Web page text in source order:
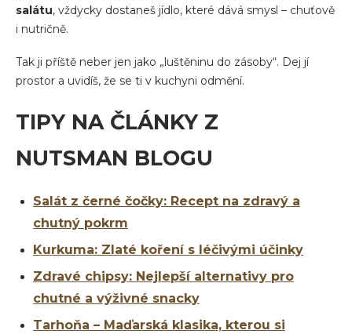
salátu, vždycky dostaneš jídlo, které dává smysl – chuťově
i nutričně.
Tak ji příště neber jen jako „luštěninu do zásoby“. Dej jí
prostor a uvidíš, že se ti v kuchyni odmění.
TIPY NA ČLÁNKY Z
NUTSMAN BLOGU
Salát z černé čočky: Recept na zdravý a
chutný pokrm
Kurkuma: Zlaté koření s léčivými účinky
Zdravé chipsy: Nejlepší alternativy pro
chutné a výživné snacky
Tarhoňa – Maďarská klasika, kterou si